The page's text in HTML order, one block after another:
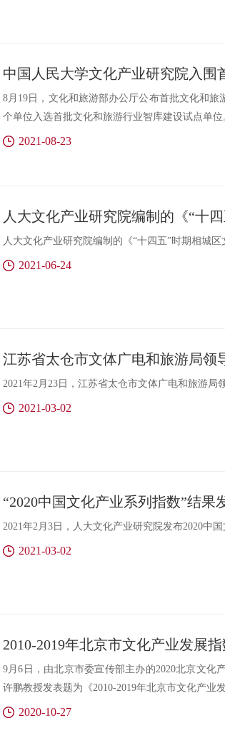
中国人民大学文化产业研究院入围
8月19日，文化和旅游部办公厅公布首批文化和
个单位入选首批文化和旅游行业智库建设试点单位
2021-08-23
人大文化产业研究院编制的《“十四五”时期相城
2021-06-24
江苏省太仓市文体广电和旅游局领
2021年2月23日，江苏省太仓市文体广电和旅游局
2021-03-02
“2020中国文化产业系列指数”结果
2021年2月3日，人大文化产业研究院发布2020中国
2021-03-02
9月6日，由北京市委宣传部主办的2020北京文
许鹏教授发表题为《2010-2019年北京市文化产
2020-10-27